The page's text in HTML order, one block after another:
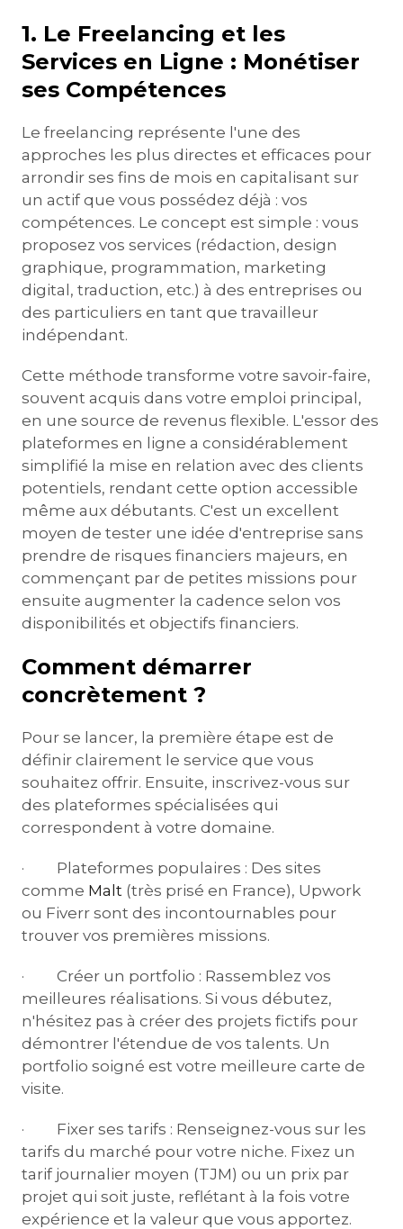
1. Le Freelancing et les
Services en Ligne : Monétiser
ses Compétences
Le freelancing représente l'une des
approches les plus directes et efficaces pour
arrondir ses fins de mois en capitalisant sur
un actif que vous possédez déjà : vos
compétences. Le concept est simple : vous
proposez vos services (rédaction, design
graphique, programmation, marketing
digital, traduction, etc.) à des entreprises ou
des particuliers en tant que travailleur
indépendant.
Cette méthode transforme votre savoir-faire,
souvent acquis dans votre emploi principal,
en une source de revenus flexible. L'essor des
plateformes en ligne a considérablement
simplifié la mise en relation avec des clients
potentiels, rendant cette option accessible
même aux débutants. C'est un excellent
moyen de tester une idée d'entreprise sans
prendre de risques financiers majeurs, en
commençant par de petites missions pour
ensuite augmenter la cadence selon vos
disponibilités et objectifs financiers.
Comment démarrer
concrètement ?
Pour se lancer, la première étape est de
définir clairement le service que vous
souhaitez offrir. Ensuite, inscrivez-vous sur
des plateformes spécialisées qui
correspondent à votre domaine.
· Plateformes populaires : Des sites
comme Malt (très prisé en France), Upwork
ou Fiverr sont des incontournables pour
trouver vos premières missions.
· Créer un portfolio : Rassemblez vos
meilleures réalisations. Si vous débutez,
n'hésitez pas à créer des projets fictifs pour
démontrer l'étendue de vos talents. Un
portfolio soigné est votre meilleure carte de
visite.
· Fixer ses tarifs : Renseignez-vous sur les
tarifs du marché pour votre niche. Fixez un
tarif journalier moyen (TJM) ou un prix par
projet qui soit juste, reflétant à la fois votre
expérience et la valeur que vous apportez.